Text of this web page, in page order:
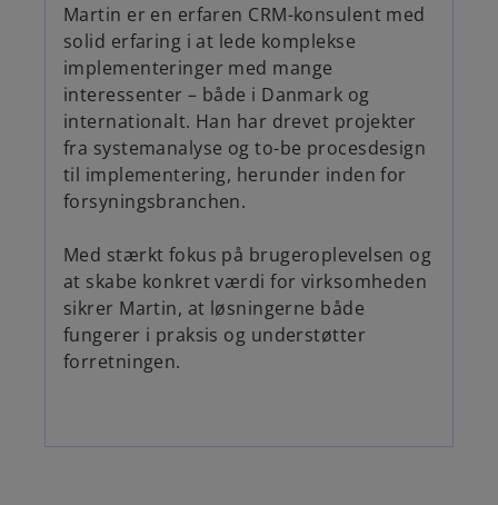
Martin er en erfaren CRM-konsulent med
solid erfaring i at lede komplekse
implementeringer med mange
interessenter – både i Danmark og
internationalt. Han har drevet projekter
fra systemanalyse og to-be procesdesign
til implementering, herunder inden for
forsyningsbranchen.
Med stærkt fokus på brugeroplevelsen og
at skabe konkret værdi for virksomheden
sikrer Martin, at løsningerne både
fungerer i praksis og understøtter
forretningen.